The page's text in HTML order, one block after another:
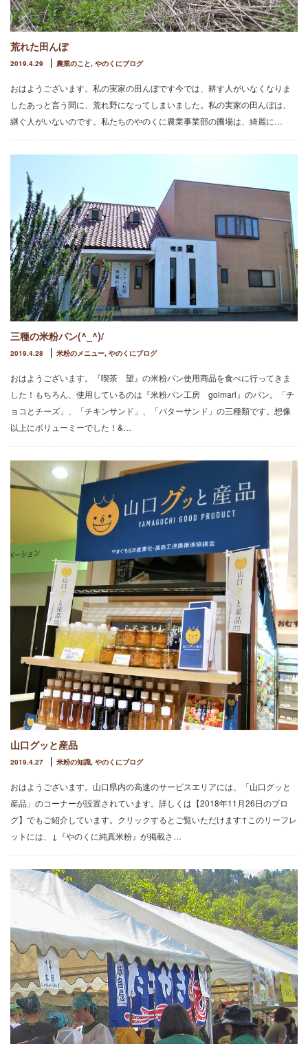
荒れた田んぼ
2019.4.29 農業のこと, やのくにブログ
おはようございます。私の実家の田んぼです今では、耕す人がいなくなりま
したあっと言う間に、荒れ野になってしまいました。私の実家の田んぼは、
継ぐ人がいないのです。私たちのやのくに農業事業部の圃場は、綺麗に…
三種の米粉パン(^_^)/
2019.4.28 米粉のメニュー, やのくにブログ
おはようございます。『喫茶 望』の米粉パン使用商品を食べに行ってきま
した！もちろん、使用しているのは『米粉パン工房 golmarl』のパン。「チ
ョコとチーズ」、「チキンサンド」、「バターサンド」の三種類です。想像
以上にボリューミーでした！&…
山口グッと産品
2019.4.27 米粉の知識, やのくにブログ
おはようございます。山口県内の高速のサービスエリアには、「山口グッと
産品」のコーナーが設置されています。詳しくは【2018年11月26日のブロ
グ】でもご紹介しています。クリックするとご覧いただけます↑このリーフレ
ットには、↓『やのくに純真米粉』が掲載さ…